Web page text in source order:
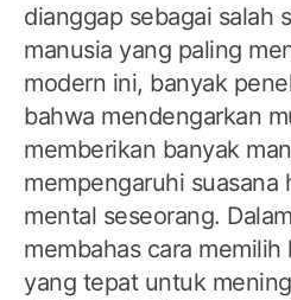
dianggap sebagai salah
manusia yang paling
modern ini, banyak
bahwa mendengarkan
memberikan banyak
mempengaruhi suasana
mental seseorang.
membahas cara
yang tepat untuk